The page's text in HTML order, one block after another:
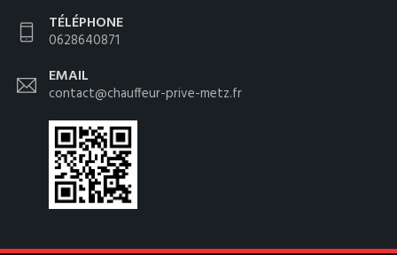
TÉLÉPHONE
0628640871
EMAIL
contact@chauffeur-prive-metz.fr